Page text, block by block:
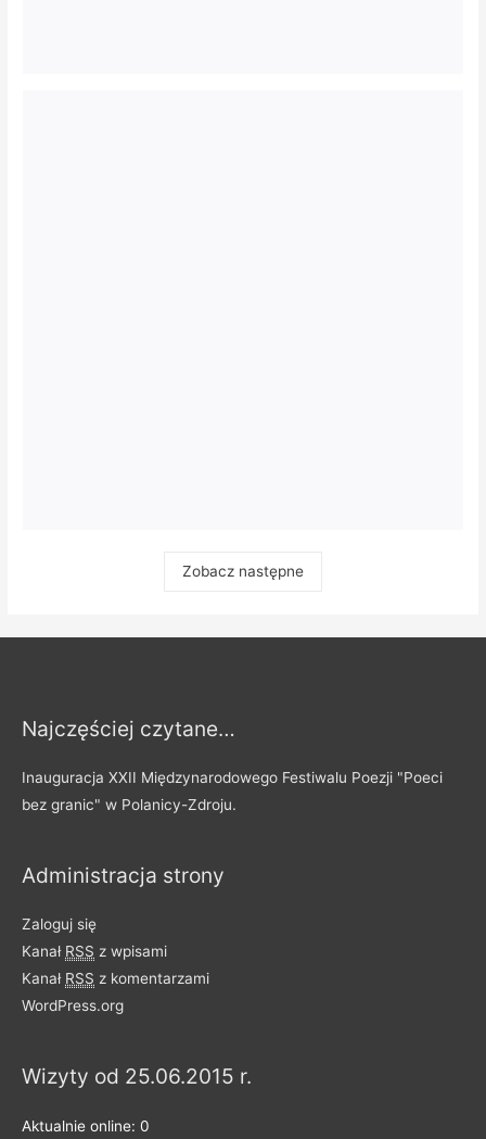
Zobacz następne
Najczęściej czytane…
Inauguracja XXII Międzynarodowego Festiwalu Poezji "Poeci
bez granic" w Polanicy-Zdroju.
Administracja strony
Zaloguj się
Kanał RSS z wpisami
Kanał RSS z komentarzami
WordPress.org
Wizyty od 25.06.2015 r.
Aktualnie online: 0